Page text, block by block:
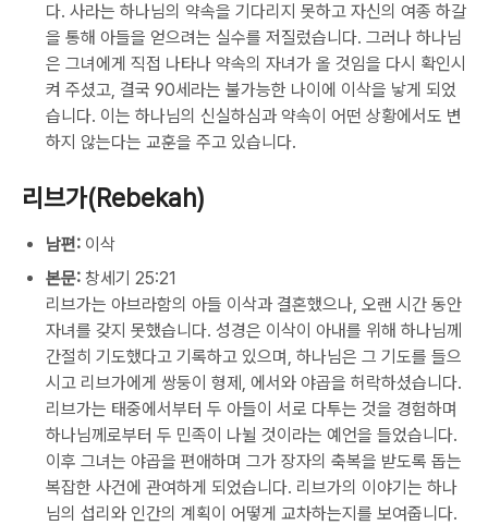
다. 사라는 하나님의 약속을 기다리지 못하고 자신의 여종 하갈
을 통해 아들을 얻으려는 실수를 저질렀습니다. 그러나 하나님
은 그녀에게 직접 나타나 약속의 자녀가 올 것임을 다시 확인시
켜 주셨고, 결국 90세라는 불가능한 나이에 이삭을 낳게 되었
습니다. 이는 하나님의 신실하심과 약속이 어떤 상황에서도 변
하지 않는다는 교훈을 주고 있습니다.
리브가(Rebekah)
남편: 이삭
본문: 창세기 25:21
리브가는 아브라함의 아들 이삭과 결혼했으나, 오랜 시간 동안
자녀를 갖지 못했습니다. 성경은 이삭이 아내를 위해 하나님께
간절히 기도했다고 기록하고 있으며, 하나님은 그 기도를 들으
시고 리브가에게 쌍둥이 형제, 에서와 야곱을 허락하셨습니다.
리브가는 태중에서부터 두 아들이 서로 다투는 것을 경험하며
하나님께로부터 두 민족이 나뉠 것이라는 예언을 들었습니다.
이후 그녀는 야곱을 편애하며 그가 장자의 축복을 받도록 돕는
복잡한 사건에 관여하게 되었습니다. 리브가의 이야기는 하나
님의 섭리와 인간의 계획이 어떻게 교차하는지를 보여줍니다.